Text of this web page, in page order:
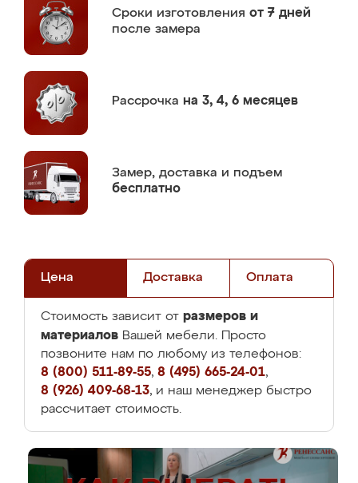
Сроки изготовления от 7 дней
после замера
Рассрочка на 3, 4, 6 месяцев
Замер, доставка и подъем
бесплатно
Цена Доставка Оплата
Стоимость зависит от размеров и
материалов Вашей мебели. Просто
позвоните нам по любому из телефонов:
8 (800) 511-89-55, 8 (495) 665-24-01,
8 (926) 409-68-13, и наш менеджер быстро
рассчитает стоимость.